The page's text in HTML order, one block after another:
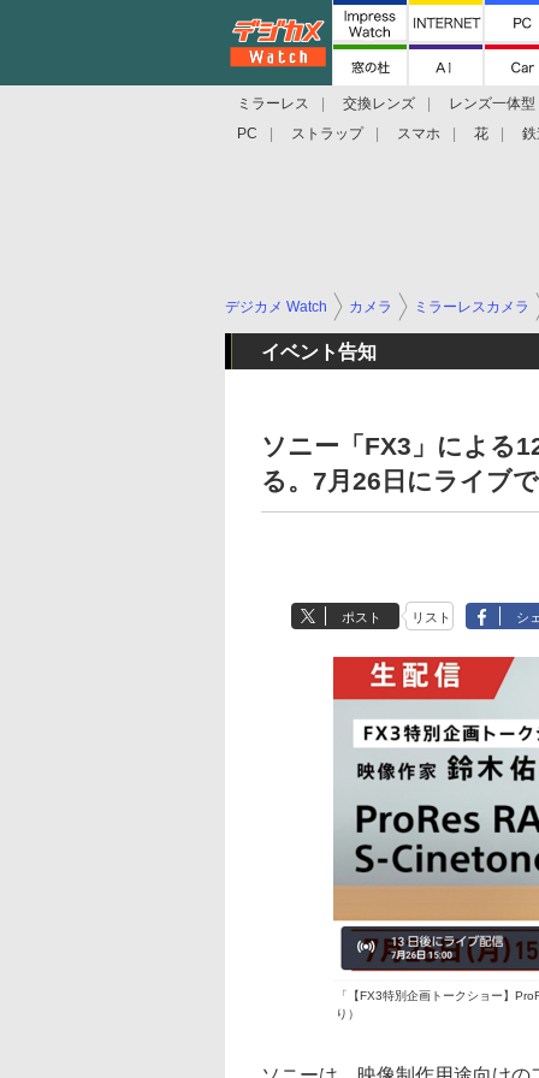
ミラーレス 交換レンズ
レンズ一体
PC
ストラップ スマホ 花
デジカメ Watch カメラ ミラーレスカメラ
イベント告知
ソニー「FX3」による
る。7月26日にライブ
ポスト リスト シ
「【FX3特別企画トークショー】
り）